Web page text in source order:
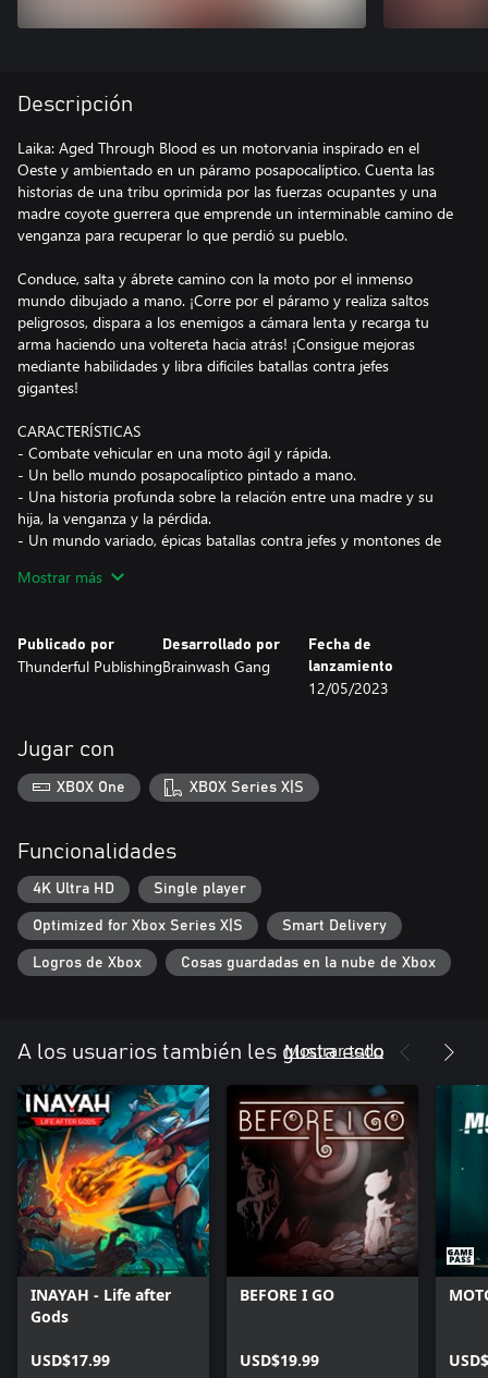
Descripción
Laika: Aged Through Blood es un motorvania inspirado en el
Oeste y ambientado en un páramo posapocalíptico. Cuenta las
historias de una tribu oprimida por las fuerzas ocupantes y una
madre coyote guerrera que emprende un interminable camino de
venganza para recuperar lo que perdió su pueblo.
Conduce, salta y ábrete camino con la moto por el inmenso
mundo dibujado a mano. ¡Corre por el páramo y realiza saltos
peligrosos, dispara a los enemigos a cámara lenta y recarga tu
arma haciendo una voltereta hacia atrás! ¡Consigue mejoras
mediante habilidades y libra difíciles batallas contra jefes
gigantes!
CARACTERÍSTICAS
- Combate vehicular en una moto ágil y rápida.
- Un bello mundo posapocalíptico pintado a mano.
- Una historia profunda sobre la relación entre una madre y su
hija, la venganza y la pérdida.
- Un mundo variado, épicas batallas contra jefes y montones de
- ¡El primer MOTORVANIA!
Mostrar más
Publicado por
Thunderful Publishing
Desarrollado por
Brainwash Gang
Fecha de
lanzamiento
12/05/2023
Jugar con
XBOX One XBOX Series X|S
Funcionalidades
4K Ultra HD Single player
Optimized for Xbox Series X|S Smart Delivery
Logros de Xbox Cosas guardadas en la nube de Xbox
A los usuarios también les gusta esto
Mostrar todo
INAYAH - Life after
Gods
USD$17.99
BEFORE I GO
USD$19.99